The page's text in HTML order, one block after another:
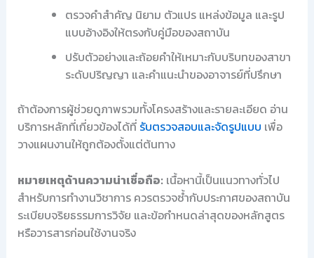
ตรวจคำสำคัญ นิยาม ตัวแปร แหล่งข้อมูล และรูป
แบบอ้างอิงให้ตรงกับคู่มือของสถาบัน
ปรับตัวอย่างและถ้อยคำให้เหมาะกับบริบทของสาขา
ระดับปริญญา และคำแนะนำของอาจารย์ที่ปรึกษา
ถ้าต้องการผู้ช่วยดูภาพรวมทั้งโครงสร้างและรายละเอียด อ่าน
บริการหลักที่เกี่ยวข้องได้ที่ รับตรวจสอบและจัดรูปแบบ เพื่อ
วางแผนงานให้ถูกต้องตั้งแต่ต้นทาง
หมายเหตุด้านความน่าเชื่อถือ: เนื้อหานี้เป็นแนวทางทั่วไป
สำหรับการทำงานวิชาการ ควรตรวจซ้ำกับประกาศของสถาบัน
ระเบียบจริยธรรมการวิจัย และข้อกำหนดล่าสุดของหลักสูตร
หรือวารสารก่อนใช้งานจริง